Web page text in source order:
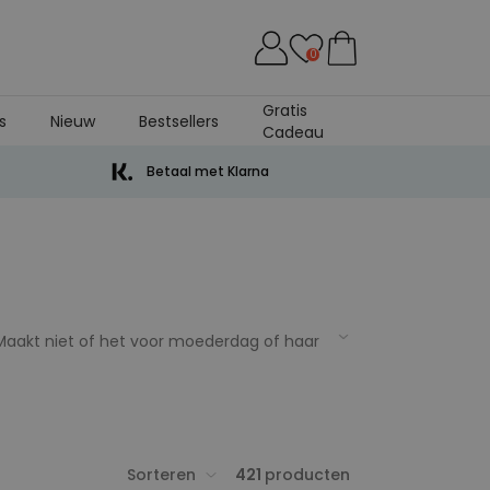
0
Nieuw Bestsellers
Gratis
Cadeau
Betaal met Klarna
niet of het voor moederdag of haar
uniek, persoonlijk en origineel; 3 criteria
Sorteren 421 producten